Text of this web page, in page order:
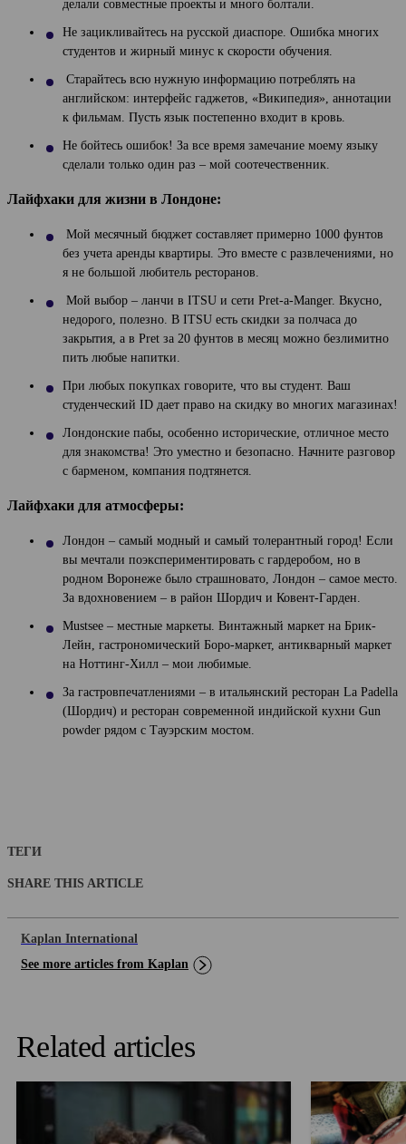
делали совместные проекты и много болтали.
Не зацикливайтесь на русской диаспоре. Ошибка многих
студентов и жирный минус к скорости обучения.
Старайтесь всю нужную информацию потреблять на
английском: интерфейс гаджетов, «Википедия», аннотации
к фильмам. Пусть язык постепенно входит в кровь.
Не бойтесь ошибок! За все время замечание моему языку
сделали только один раз – мой соотечественник.
Лайфхаки для жизни в Лондоне:
Мой месячный бюджет составляет примерно 1000 фунтов
без учета аренды квартиры. Это вместе с развлечениями, но
я не большой любитель ресторанов.
Мой выбор – ланчи в ITSU и сети Pret-a-Manger. Вкусно,
недорого, полезно. В ITSU есть скидки за полчаса до
закрытия, а в Pret за 20 фунтов в месяц можно безлимитно
пить любые напитки.
При любых покупках говорите, что вы студент. Ваш
студенческий ID дает право на скидку во многих магазинах!
Лондонские пабы, особенно исторические, отличное место
для знакомства! Это уместно и безопасно. Начните разговор
с барменом, компания подтянется.
Лайфхаки для атмосферы:
Лондон – самый модный и самый толерантный город! Если
вы мечтали поэкспериментировать с гардеробом, но в
родном Воронеже было страшновато, Лондон – самое место.
За вдохновением – в район Шордич и Ковент-Гарден.
Mustsee – местные маркеты. Винтажный маркет на Брик-
Лейн, гастрономический Боро-маркет, антикварный маркет
на Ноттинг-Хилл – мои любимые.
За гастровпечатлениями – в итальянский ресторан La Padella
(Шордич) и ресторан современной индийской кухни Gun
powder рядом с Тауэрским мостом.
ТЕГИ
SHARE THIS ARTICLE
Kaplan International
See more articles from Kaplan
Related articles